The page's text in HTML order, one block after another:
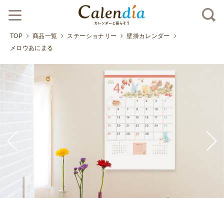
TOP 商品一覧 ステーショナリー
壁掛カレンダー
メロウあにまる